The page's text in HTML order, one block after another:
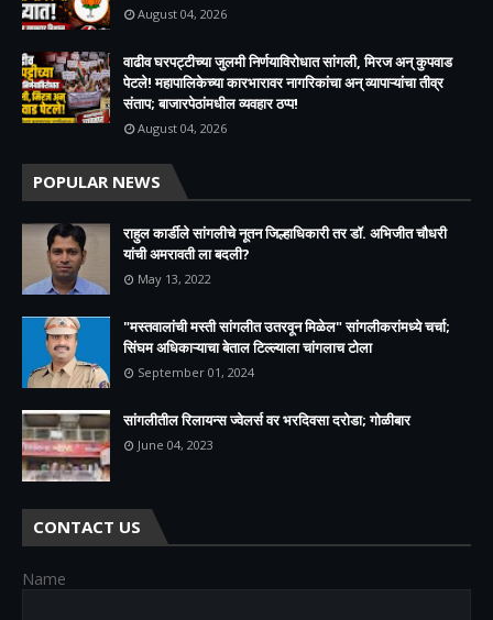
August 04, 2026
वाढीव घरपट्टीच्या जुलमी निर्णयाविरोधात सांगली, मिरज अन् कुपवाड
पेटले! महापालिकेच्या कारभारावर नागरिकांचा अन् व्यापाऱ्यांचा तीव्र
संताप; बाजारपेठांमधील व्यवहार ठप्प!​
August 04, 2026
POPULAR NEWS
राहुल कार्डीले सांगलीचे नूतन जिल्हाधिकारी तर डॉ. अभिजीत चौधरी
यांची अमरावती ला बदली?
May 13, 2022
"मस्तवालांची मस्ती सांगलीत उतरवून मिळेल" सांगलीकरांमध्ये चर्चा;
सिंघम अधिकाऱ्याचा बेताल टिल्ल्याला चांगलाच टोला
September 01, 2024
सांगलीतील रिलायन्स ज्वेलर्स वर भरदिवसा दरोडा; गोळीबार
June 04, 2023
CONTACT US
Name